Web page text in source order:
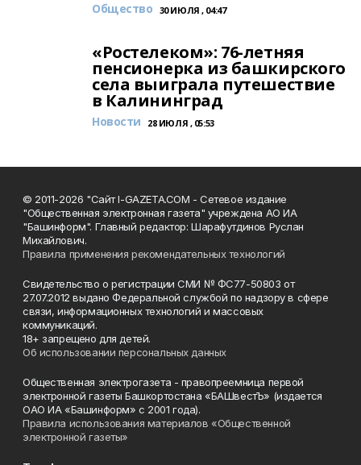
Общество 30 ИЮЛЯ , 04:47
«Ростелеком»: 76-летняя
пенсионерка из башкирского
села выиграла путешествие
в Калининград
Новости 28 ИЮЛЯ , 05:53
© 2011-2026 "Сайт I-GAZETA.COM - Сетевое издание
"Общественная электронная газета" учреждена АО ИА
"Башинформ". Главный редактор: Шарафутдинов Руслан
Михайлович.
Правила применения рекомендательных технологий
Свидетельство о регистрации СМИ № ФС77-50803 от
27.07.2012 выдано Федеральной службой по надзору в сфере
связи, информационных технологий и массовых
коммуникаций.
18+ запрещено для детей.
Об использовании персональных данных
Общественная электрогазета - правопреемница первой
электронной газеты Башкортостана «БАШвестЪ» (издается
ОАО ИА «Башинформ» с 2001 года).
Правила использования материалов «Общественной
электронной газеты»